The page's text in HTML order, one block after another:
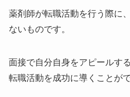
薬剤師が転職活動を行う際に
ないものです。
面接で自分自身をアピールす
転職活動を成功に導くことがで